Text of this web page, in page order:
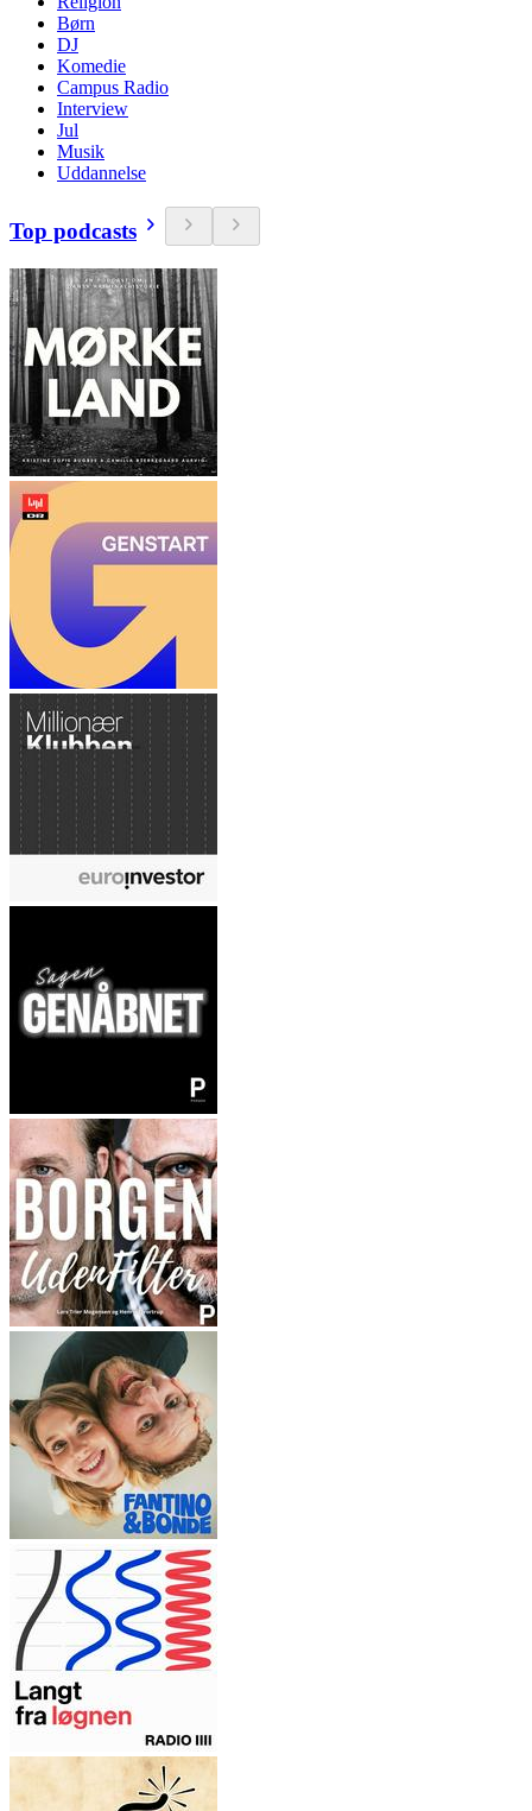
Børn
DJ
Komedie
Campus Radio
Interview
Jul
Musik
Uddannelse
Top podcasts